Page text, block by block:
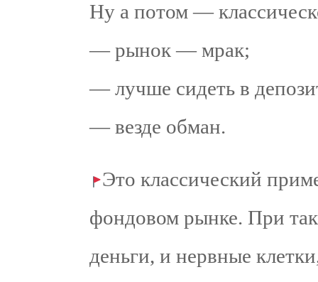
Ну а потом —
— рынок — мрак;
— лучше сидеть в
— везде обман.
Это классический
фондовом рынке. При
деньги, и нервные